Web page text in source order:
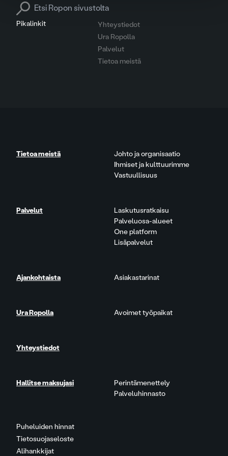
Pikalinkit
Yhteystiedot
Ura Ropolla
Palvelut
Tietoa meistä
Search for:
Puheluiden hinnat
Tietosuojaseloste
Alihankkijat
Tietoa meistä
Johto ja organisaatio
Ihmiset ja kulttuurimme
Vastuullisuus
Palvelut
Laskutusratkaisu
Palveluosa-alueet
One platform
Lisäpalvelut
Ajankohtaista Asiakastarinat
Ura Ropolla Avoimet työpaikat
Yhteystiedot
Hallitse maksujasi
Perintämenettely
Palveluhinnasto